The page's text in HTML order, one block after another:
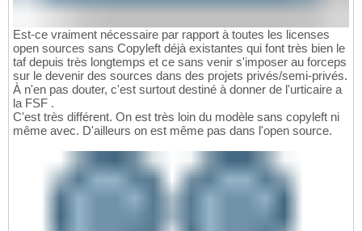
Est-ce vraiment nécessaire par rapport à toutes les licenses
open sources sans Copyleft déjà existantes qui font très bien le
taf depuis très longtemps et ce sans venir s'imposer au forceps
sur le devenir des sources dans des projets privés/semi-privés.
À n'en pas douter, c'est surtout destiné à donner de l'urticaire a
la FSF .
C'est très différent. On est très loin du modèle sans copyleft ni
même avec. D'ailleurs on est même pas dans l'open source.